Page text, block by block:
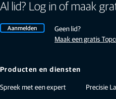
Al lid? Log in of maak
Aanmelden
Geen lid?
Maak een gratis
Producten en diensten
Spreek met een expert
Precisie